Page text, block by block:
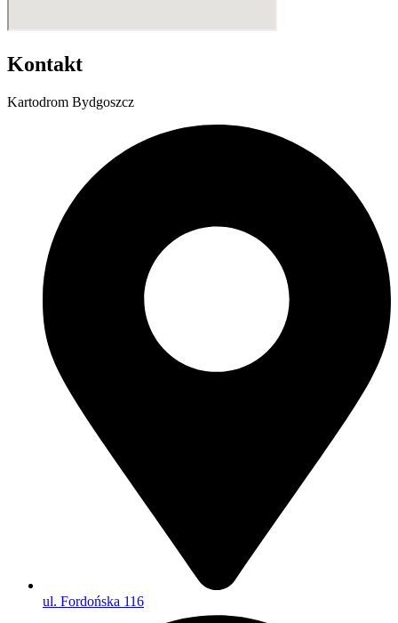
Kontakt
Kartodrom Bydgoszcz
ul. Fordońska 116